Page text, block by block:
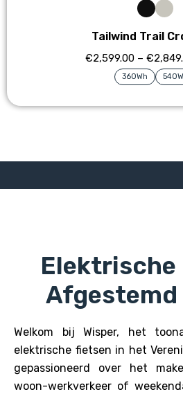
Tailwind Trail
€2,599.00 – €
360Wh
Elektrische
Afgestemd
Welkom bij Wisper, het
elektrische fietsen in het
gepassioneerd over het
woon-werkverkeer of